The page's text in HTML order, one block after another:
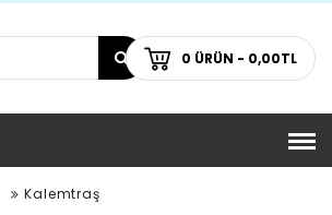
0 ÜRÜN - 0,00TL
Kalemtraş